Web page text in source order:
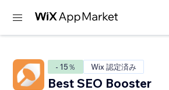
- 15％ Wix 認定済み
Best SEO Booster